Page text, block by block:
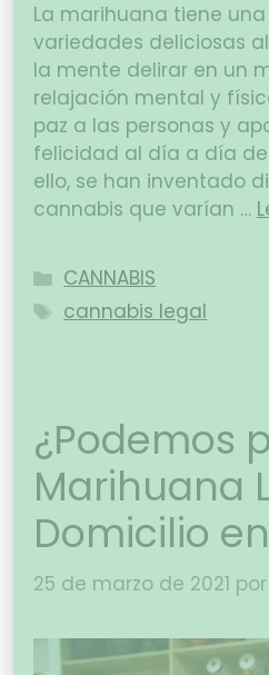
La marihuana tiene
variedades deliciosas
la mente delirar en un
relajación mental y
paz a las personas y
felicidad al día a día de
ello, se han inventado
cannabis que varían …
CANNABIS
cannabis legal
¿Podemos
Marihuana
Domicilio
25 de marzo de 2021 por